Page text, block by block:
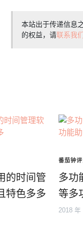
本站出于传递信息
的权益，请联系我
的时间管
特色多多
番茄钟
多功
等多
2018 年